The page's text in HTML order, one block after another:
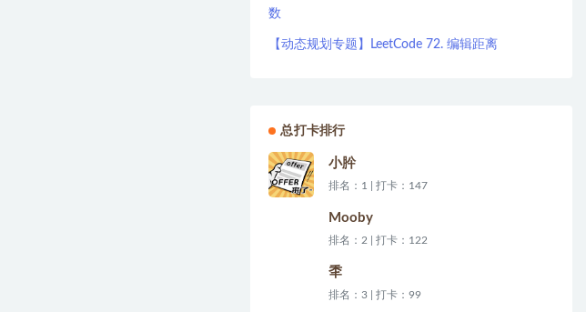
数
【动态规划专题】LeetCode 72. 编辑距离
总打卡排行
小肸
排名：1 | 打卡：147
Mooby
排名：2 | 打卡：122
秊
排名：3 | 打卡：99